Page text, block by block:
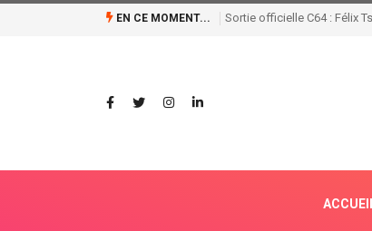
EN CE MOMENT... Le chef de l’etat a tenu une